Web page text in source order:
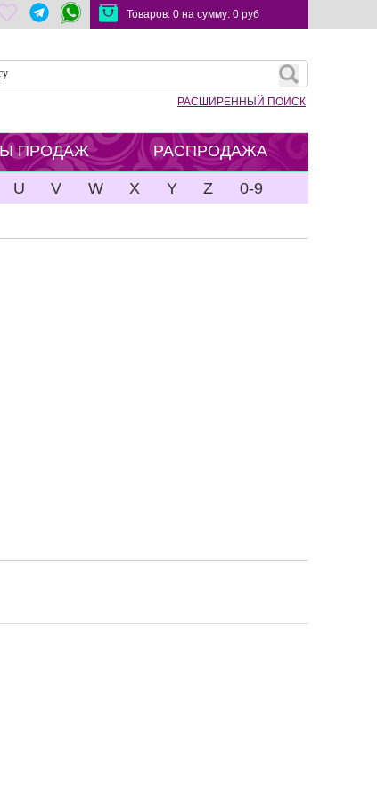
Товаров: 0 на сумму: 0 руб
РАСШИРЕННЫЙ ПОИСК
ПРОДАЖ РАСПРОДАЖА
U V W X Y Z 0-9